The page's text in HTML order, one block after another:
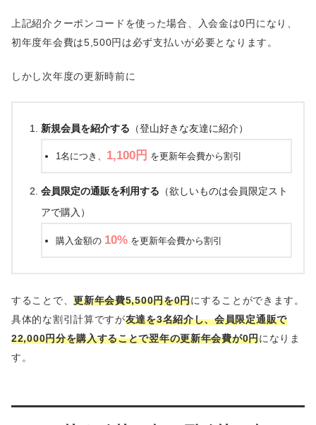
上記紹介クーポンコードを使った場合、入会金は0円になり、
初年度年会費は5,500円は必ず支払いが必要となります。
しかし次年度の更新時前に
新規会員を紹介する （登山好きな友達に紹介）
1名につき、 1,100円 を更新年会費から割引
会員限定の通販を利用する （欲しいものは会員限定スト
アで購入）
購入金額の 10%を更新年会費から割引
することで、更新年会費5,500円を0円にすることができます。
具体的な割引計算ですが友達を3名紹介し、会員限定通販で
22,000円分を購入することで翌年の更新年会費が0円になりま
す。